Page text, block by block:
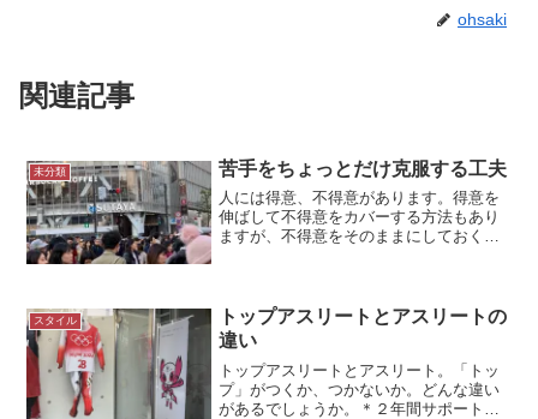
ohsaki
関連記事
未分類 苦手をちょっとだけ克服する工夫
人には得意、不得意があります。得意を
伸ばして不得意をカバーする方法もあり
ますが、不得意をそのままにしておくの
との克服は……なかなか苦...
スタイル
トップアスリートとアスリートの
違い
トップアスリートとアスリート。「トッ
プ」がつくか、つかないか。どんな違い
があるでしょうか。＊２年間サポートし